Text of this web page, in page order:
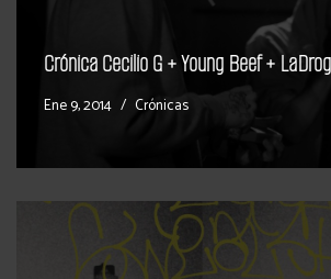
Crónica Cecilio G + Young Beef +
Ene 9, 2014 Crónicas